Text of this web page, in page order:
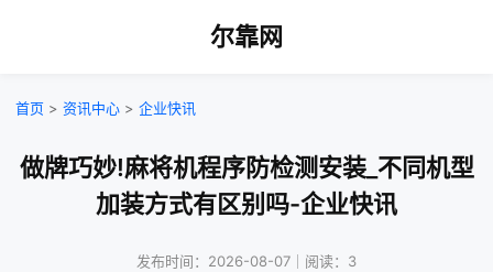
尔靠网
首页 > 资讯中心 > 企业快讯
做牌巧妙!麻将机程序防检测安装_不同机型
加装方式有区别吗-企业快讯
发布时间：2026-08-07｜阅读：3